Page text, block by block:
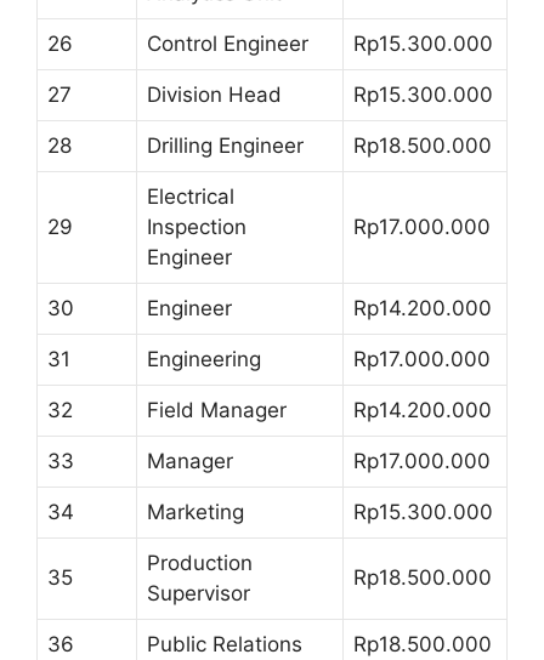
26 Control Engineer Rp15.300.000
27 Division Head Rp15.300.000
28 Drilling Engineer Rp18.500.000
29
Electrical
Inspection
Engineer
Rp17.000.000
30 Engineer Rp14.200.000
31 Engineering Rp17.000.000
32 Field Manager Rp14.200.000
33 Manager Rp17.000.000
34 Marketing Rp15.300.000
35
Production
Supervisor
Rp18.500.000
36 Public Relations Rp18.500.000